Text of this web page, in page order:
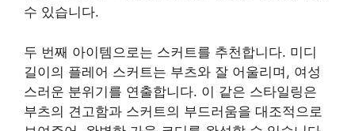
수 있습니다.
두 번째 아이템으로는 스커트를 추천합니다. 미디
길이의 플레어 스커트는 부츠와 잘 어울리며, 여성
스러운 분위기를 연출합니다. 이 같은 스타일링은
부츠의 견고함과 스커트의 부드러움을 대조적으로